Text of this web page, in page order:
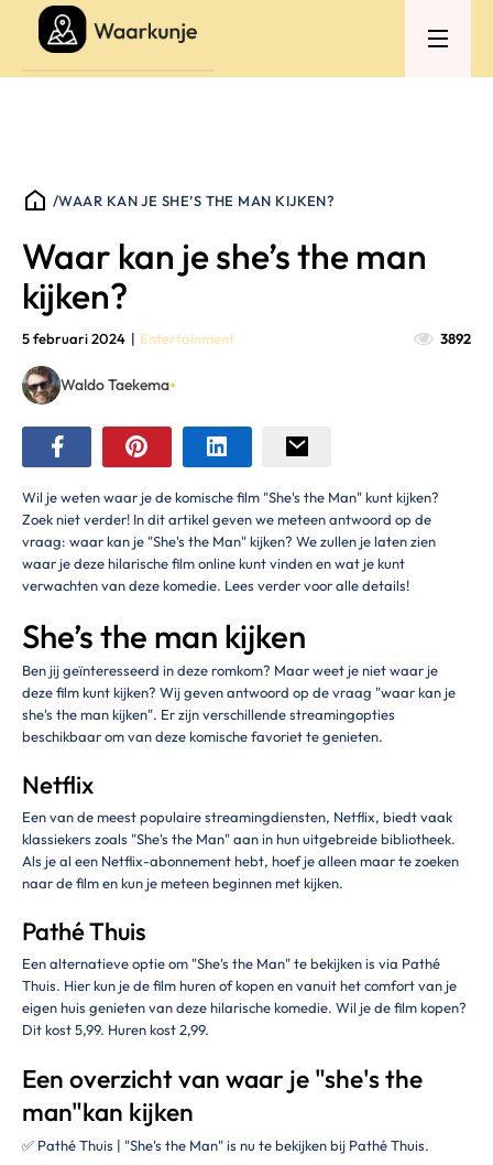
/WAAR KAN JE SHE’S THE MAN KIJKEN?
Waar kan je she’s the man
kijken?
5 februari 2024 | Entertainment 3892
Waldo Taekema•
Wil je weten waar je de komische film "She's the Man" kunt kijken?
Zoek niet verder! In dit artikel geven we meteen antwoord op de
vraag: waar kan je "She's the Man" kijken? We zullen je laten zien
waar je deze hilarische film online kunt vinden en wat je kunt
verwachten van deze komedie. Lees verder voor alle details!
She’s the man kijken
Ben jij geïnteresseerd in deze romkom? Maar weet je niet waar je
deze film kunt kijken? Wij geven antwoord op de vraag "waar kan je
she's the man kijken". Er zijn verschillende streamingopties
beschikbaar om van deze komische favoriet te genieten.
Netflix
Een van de meest populaire streamingdiensten, Netflix, biedt vaak
klassiekers zoals "She's the Man" aan in hun uitgebreide bibliotheek.
Als je al een Netflix-abonnement hebt, hoef je alleen maar te zoeken
naar de film en kun je meteen beginnen met kijken.
Pathé Thuis
Een alternatieve optie om "She's the Man" te bekijken is via Pathé
Thuis. Hier kun je de film huren of kopen en vanuit het comfort van je
eigen huis genieten van deze hilarische komedie. Wil je de film kopen?
Dit kost 5,99. Huren kost 2,99.
Een overzicht van waar je "she's the
man"kan kijken
✅ Pathé Thuis | "She's the Man" is nu te bekijken bij Pathé Thuis.